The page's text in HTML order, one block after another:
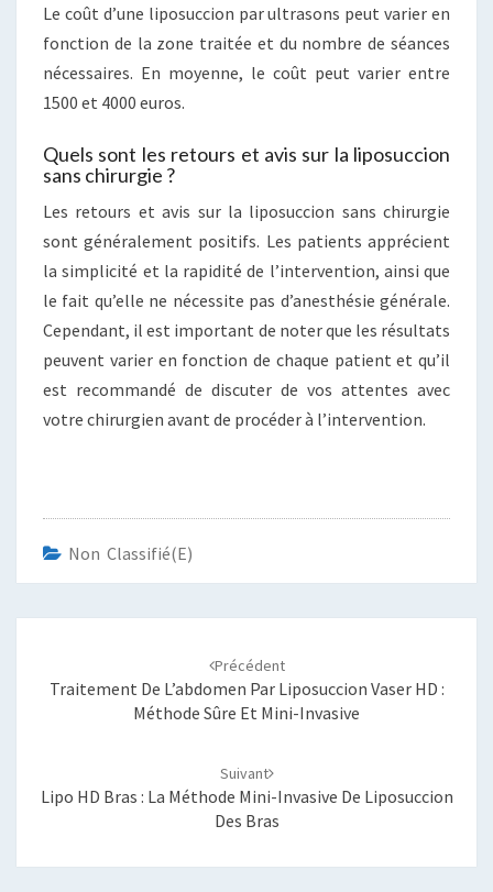
Le coût d’une liposuccion par ultrasons peut varier en
fonction de la zone traitée et du nombre de séances
nécessaires. En moyenne, le coût peut varier entre
1500 et 4000 euros.
Quels sont les retours et avis sur la liposuccion
sans chirurgie ?
Les retours et avis sur la liposuccion sans chirurgie
sont généralement positifs. Les patients apprécient
la simplicité et la rapidité de l’intervention, ainsi que
le fait qu’elle ne nécessite pas d’anesthésie générale.
Cependant, il est important de noter que les résultats
peuvent varier en fonction de chaque patient et qu’il
est recommandé de discuter de vos attentes avec
votre chirurgien avant de procéder à l’intervention.
Non Classifié(e)
Précédent
Traitement De L’abdomen Par Liposuccion Vaser HD :
Méthode Sûre Et Mini-Invasive
Suivant
Lipo HD Bras : La Méthode Mini-Invasive De Liposuccion
Des Bras